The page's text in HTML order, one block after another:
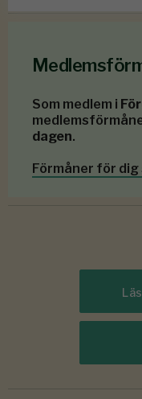
Som medlem i
dagen.
Förmåner för dig